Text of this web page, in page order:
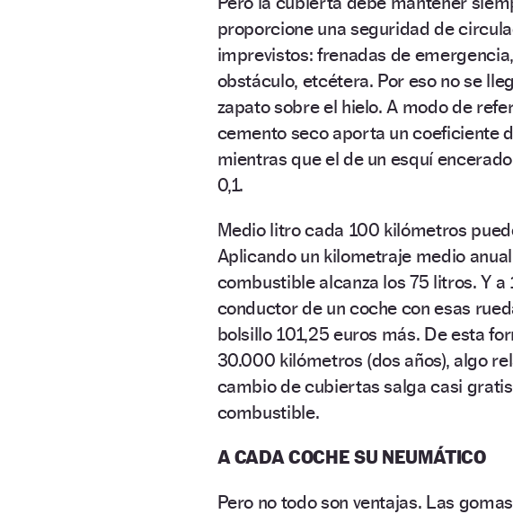
proporcione una seguridad de
imprevistos: frenadas de
obstáculo, etcétera. Por eso no se
zapato sobre el hielo. A modo de
cemento seco aporta un coeficiente
mientras que el de un esquí
0,1.
Medio litro cada 100 kilómetros
Aplicando un kilometraje medio
combustible alcanza los 75 litros. Y
conductor de un coche con esas
bolsillo 101,25 euros más. De esta
30.000 kilómetros (dos años), algo
cambio de cubiertas salga casi
combustible.
A CADA COCHE SU NEUMÁTICO
Pero no todo son ventajas. Las